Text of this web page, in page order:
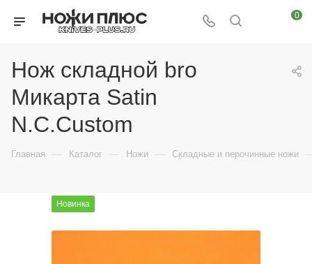
0
Нож cкладной bro
Микарта Satin
N.C.Custom
Главная — Каталог — Ножи — Складные и перочинные ножи
Новинка